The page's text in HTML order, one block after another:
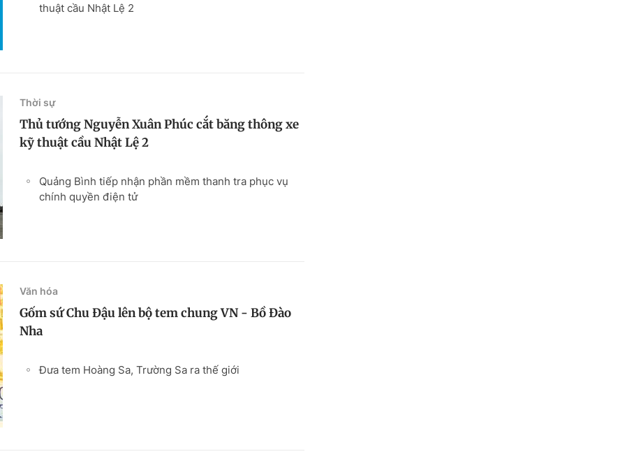
thuật cầu Nhật Lệ 2
Thời sự
Thủ tướng Nguyễn Xuân Phúc cắt băng thông xe
kỹ thuật cầu Nhật Lệ 2
Quảng Bình tiếp nhận phần mềm thanh tra phục vụ
chính quyền điện tử
Văn hóa
Gốm sứ Chu Đậu lên bộ tem chung VN - Bồ Đào
Nha
Đưa tem Hoàng Sa, Trường Sa ra thế giới